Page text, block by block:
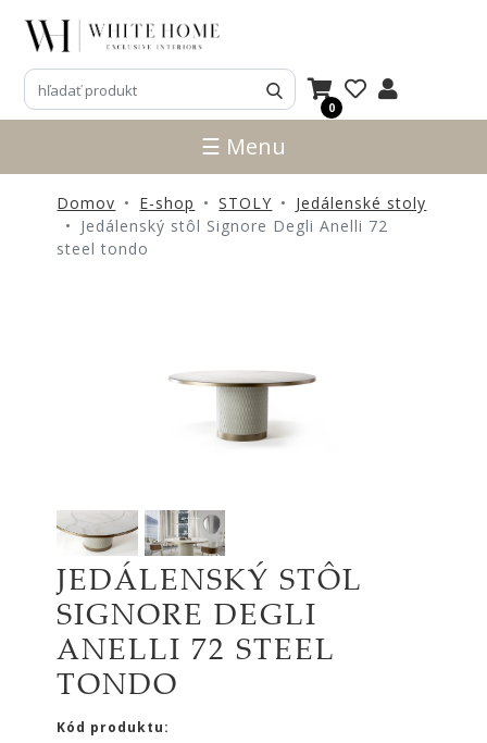
0
3D
NÁVRHY
NOVINKY
PRODUKTY
ZĽAVE
KOMODY
KNIŽNICE
POSTELE
MATRACE
SVIETIDLÁ
KOBERCE
☰ Menu
Domov E-shop STOLY
Jedálenské stoly
Jedálenský stôl Signore Degli Anelli 72
steel tondo
JEDÁLENSKÝ STÔL
SIGNORE DEGLI
ANELLI 72 STEEL
TONDO
Kód produktu: